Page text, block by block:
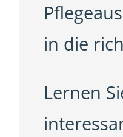
in die
Lernen